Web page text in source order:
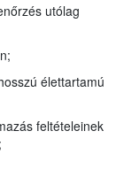
utólag
élettartamú
feltételeinek